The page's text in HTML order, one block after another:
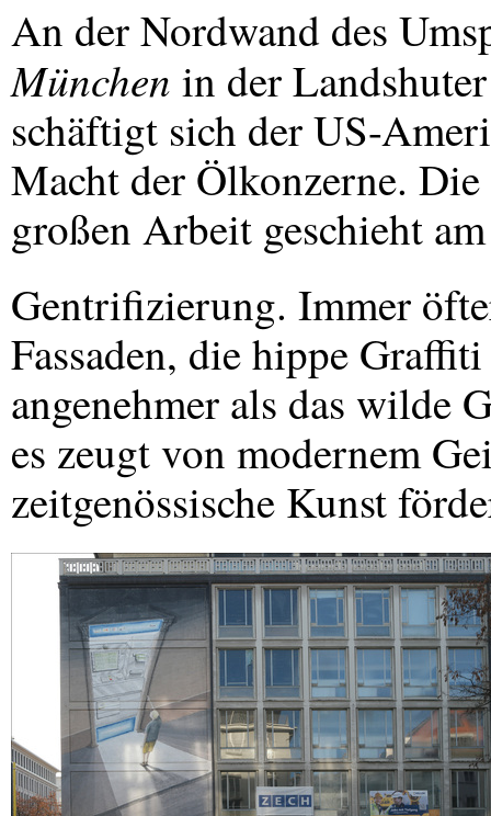
An der Nordwand des
München in der
schäftigt sich der US-
Macht der Ölkonzerne.
großen Arbeit geschieht
Gentrifizierung. Immer
Fassaden, die hippe
angenehmer als das wilde
es zeugt von modernem
zeitgenössische Kunst